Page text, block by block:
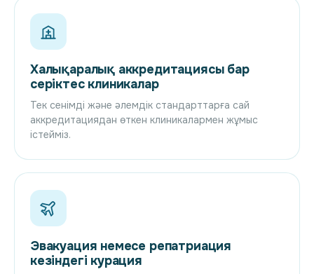
Халықаралық аккредитациясы бар
серіктес клиникалар
Тек сенімді және әлемдік стандарттарға сай
аккредитациядан өткен клиникалармен жұмыс
істейміз.
Эвакуация немесе репатриация
кезіндегі курация